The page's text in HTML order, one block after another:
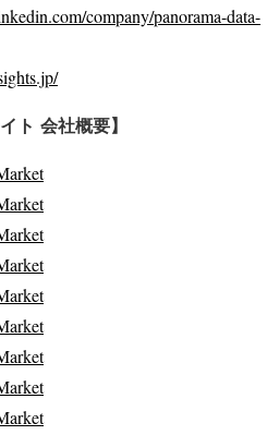
company/panorama-data-
ト 会社概要】